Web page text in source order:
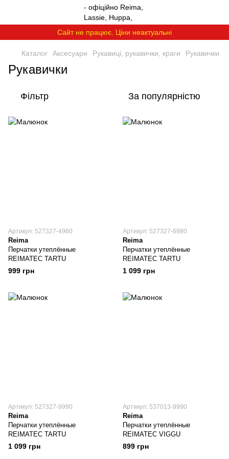
Сайт не працює. Ціни неактуальні
Каталог Аксесуари Рукавиці, рукавички, краги Рукавички
Рукавички
Фільтр За популярністю
Артикул: 527327-4960
Reima
Перчатки утеплённые
REIMATEC TARTU
999 грн
Артикул: 527327-6980
Reima
Перчатки утеплённые
REIMATEC TARTU
1 099 грн
Артикул: 527327-9990
Reima
Перчатки утеплённые
REIMATEC TARTU
1 099 грн
Артикул: 537013-9990
Reima
Перчатки утеплённые
REIMATEC VIGGU
899 грн